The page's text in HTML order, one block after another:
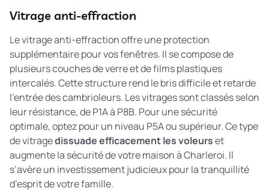
Vitrage anti-effraction
Le vitrage anti-effraction offre une protection
supplémentaire pour vos fenêtres. Il se compose de
plusieurs couches de verre et de films plastiques
intercalés. Cette structure rend le bris difficile et retarde
l’entrée des cambrioleurs. Les vitrages sont classés selon
leur résistance, de P1A à P8B. Pour une sécurité
optimale, optez pour un niveau P5A ou supérieur. Ce type
de vitragedissuade efficacement les voleurset
augmente la sécurité de votre maison à Charleroi. Il
s’avère un investissement judicieux pour la tranquillité
d’esprit de votre famille.